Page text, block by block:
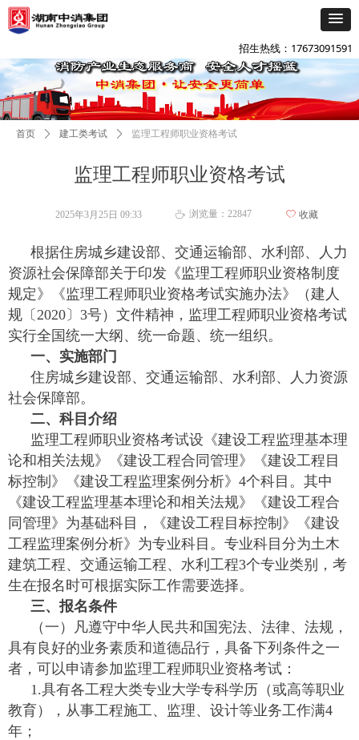
招生热线：17673091591
添加企微咨询
监理工程师职业资格考试
首页 ꄲ 建工类考试 ꄲ 监理工程师职业资格考试
根据住房城乡建设部、交通运输部、水利部、人力
资源社会保障部关于印发《监理工程师职业资格制度
规定》《监理工程师职业资格考试实施办法》（建人
规〔2020〕3号）文件精神，监理工程师职业资格考试
实行全国统一大纲、统一命题、统一组织。
一、实施部门
住房城乡建设部、交通运输部、水利部、人力资源
社会保障部。
二、科目介绍
监理工程师职业资格考试设《建设工程监理基本理
论和相关法规》《建设工程合同管理》《建设工程目
标控制》《建设工程监理案例分析》4个科目。其中
《建设工程监理基本理论和相关法规》《建设工程合
同管理》为基础科目，《建设工程目标控制》《建设
工程监理案例分析》为专业科目。专业科目分为土木
建筑工程、交通运输工程、水利工程3个专业类别，考
生在报名时可根据实际工作需要选择。
三、报名条件
（一）凡遵守中华人民共和国宪法、法律、法规，
具有良好的业务素质和道德品行，具备下列条件之一
者，可以申请参加监理工程师职业资格考试：
1.具有各工程大类专业大学专科学历（或高等职业
教育），从事工程施工、监理、设计等业务工作满4
年；
2025年3月25日 09:33 ꄘ 浏览量： 22847 ꄀ 收藏